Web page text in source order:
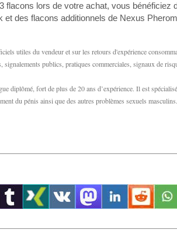
lors de votre achat, vous bénéficiez
et des flacons additionnels de Nexus
utiles du vendeur et sur les retours d'expérience
publics, pratiques commerciales, signaux de
diplômé, fort de plus de 20 ans d’expérience. Il est
du pénis ainsi que des autres problèmes sexuels masculins.